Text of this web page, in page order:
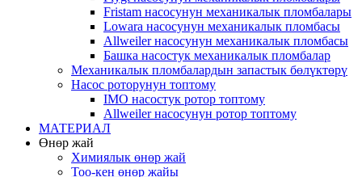
Fristam насосунун механикалык пломбалары
Lowara насосунун механикалык пломбасы
Allweiler насосунун механикалык пломбасы
Башка насостук механикалык пломбалар
Механикалык пломбалардын запастык бөлүктөрү
Насос роторунун топтому
IMO насостук ротор топтому
Allweiler насосунун ротор топтому
МАТЕРИАЛ
Өнөр жай
Химиялык өнөр жай
Тоо-кен өнөр жайы